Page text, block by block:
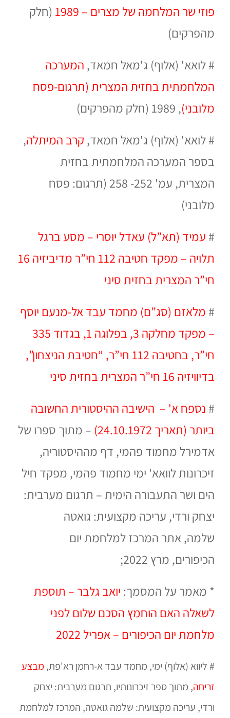
פוזי שר המלחמה של מצרים – 1989
(חלק
מהפרקים)
#לואא' (אלוף) ג'מאל חמאד, המערכה
המלחמתית בחזית המצרית (תרגום-פסח
מלובני), 1989 (חלק מהפרקים)
#לואא' (אלוף) ג'מאל חמאד, קרב המיתלה,
בספר המערכה המלחמתית בחזית
המצרית,
עמ' 252- 258 (תרגום: פסח
מלובני)
#עמיד (תא”ל) עאדל יוסרי – מסע ברגל
תלויה – מפקד חטיבה 112 חי”ר מדיביזיה 16
חי”ר המצרית בחזית סיני
#מלאזם (סג”ם) מחמד עבד אל-מנעם יוסף
– מפקד מחלקה 3, בפלוגה 1, בגדוד 335
חי”ר, בחטיבה 112 חי”ר, “חטיבת הניצחון”,
בדיוויזיה 16 חי”ר המצרית בחזית סיני
#נספח א' – הישיבה ההיסטורית החשובה
ביותר (תאריך 24.10.1972)
– מתוך ספרו של
אדמירל מחמוד פהמי, דף מההיסטוריה,
זיכרונות לוואא' ימי מחמוד פהמי, מפקד חיל
הים ושר התעבורה הימית – תרגום מערבית:
יצחק ורדי, עריכה מקצועית: גואטה
שלמה,אתר המרכז למלחמת יום
הכיפורים, מרץ 2022;
* מאמר על המסמך: יואב גלבר – תוספת
לשאלה האם הוחמץ הסכם שלום לפני
מלחמת יום הכיפורים – אפריל 2022
# ליווא (אלוף) ימי, מחמד עבד א-רחמן רא'פת, מבצע
זריחה, מתוך ספר זיכרונותיו, תרגום מערבית: יצחק
ורדי, עריכה מקצועית: שלמה גואטה, המרכז למלחמת